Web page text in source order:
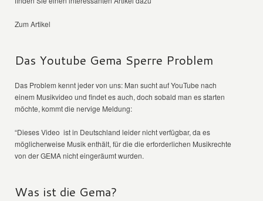
Zum Artikel
Das Youtube Gema Sperre Problem
Das Problem kennt jeder von uns: Man sucht auf YouTube nach
einem Musikvideo und findet es auch, doch sobald man es starten
möchte, kommt die nervige Meldung:
“Dieses Video ist in Deutschland leider nicht verfügbar, da es
möglicherweise Musik enthält, für die die erforderlichen Musikrechte
von der GEMA nicht eingeräumt wurden.
Was ist die Gema?